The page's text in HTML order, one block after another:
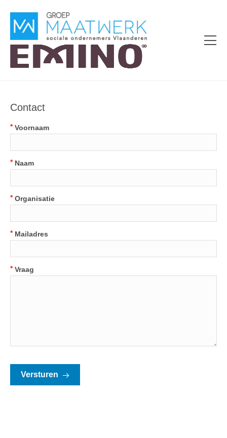
Contact
Voornaam
*
Naam
*
Organisatie
*
Mailadres
*
Vraag
*
Versturen